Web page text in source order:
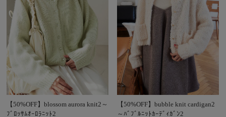
【50%OFF】blossom aurora knit2～
ﾌﾞﾛｯｻﾑｵｰﾛﾗﾆｯﾄ2
【50%OFF】bubble knit cardigan2
～ﾊﾞﾌﾞﾙﾆｯﾄｶｰﾃﾞｨｶﾞﾝ2